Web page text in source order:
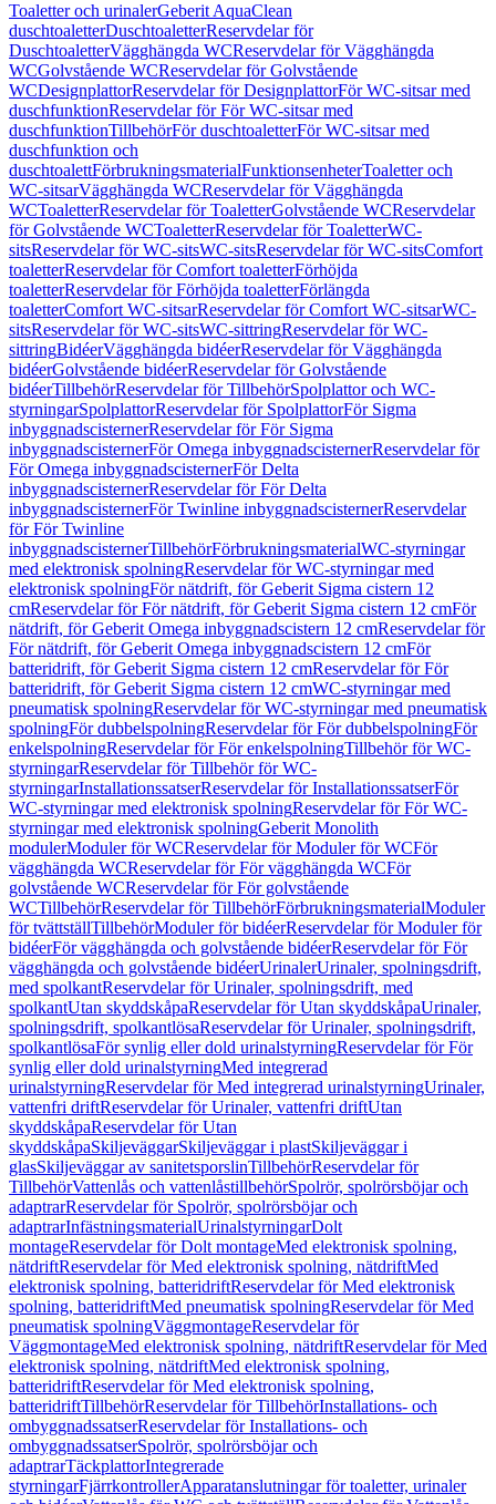
Toaletter och urinalerGeberit AquaClean
duschtoaletterDuschtoaletterReservdelar för
DuschtoaletterVägghängda WCReservdelar för Vägghängda
WCGolvstående WCReservdelar för Golvstående
WCDesignplattorReservdelar för DesignplattorFör WC-sitsar med
duschfunktionReservdelar för För WC-sitsar med
duschfunktionTillbehörFör duschtoaletterFör WC-sitsar med
duschfunktion och
duschtoalettFörbrukningsmaterialFunktionsenheterToaletter och
WC-sitsarVägghängda WCReservdelar för Vägghängda
WCToaletterReservdelar för ToaletterGolvstående WCReservdelar
för Golvstående WCToaletterReservdelar för ToaletterWC-
sitsReservdelar för WC-sitsWC-sitsReservdelar för WC-sitsComfort
toaletterReservdelar för Comfort toaletterFörhöjda
toaletterReservdelar för Förhöjda toaletterFörlängda
toaletterComfort WC-sitsarReservdelar för Comfort WC-sitsarWC-
sitsReservdelar för WC-sitsWC-sittringReservdelar för WC-
sittringBidéerVägghängda bidéerReservdelar för Vägghängda
bidéerGolvstående bidéerReservdelar för Golvstående
bidéerTillbehörReservdelar för TillbehörSpolplattor och WC-
styrningarSpolplattorReservdelar för SpolplattorFör Sigma
inbyggnadscisternerReservdelar för För Sigma
inbyggnadscisternerFör Omega inbyggnadscisternerReservdelar för
För Omega inbyggnadscisternerFör Delta
inbyggnadscisternerReservdelar för För Delta
inbyggnadscisternerFör Twinline inbyggnadscisternerReservdelar
för För Twinline
inbyggnadscisternerTillbehörFörbrukningsmaterialWC-styrningar
med elektronisk spolningReservdelar för WC-styrningar med
elektronisk spolningFör nätdrift, för Geberit Sigma cistern 12
cmReservdelar för För nätdrift, för Geberit Sigma cistern 12 cmFör
nätdrift, för Geberit Omega inbyggnadscistern 12 cmReservdelar för
För nätdrift, för Geberit Omega inbyggnadscistern 12 cmFör
batteridrift, för Geberit Sigma cistern 12 cmReservdelar för För
batteridrift, för Geberit Sigma cistern 12 cmWC-styrningar med
pneumatisk spolningReservdelar för WC-styrningar med pneumatisk
spolningFör dubbelspolningReservdelar för För dubbelspolningFör
enkelspolningReservdelar för För enkelspolningTillbehör för WC-
styrningarReservdelar för Tillbehör för WC-
styrningarInstallationssatserReservdelar för InstallationssatserFör
WC-styrningar med elektronisk spolningReservdelar för För WC-
styrningar med elektronisk spolningGeberit Monolith
modulerModuler för WCReservdelar för Moduler för WCFör
vägghängda WCReservdelar för För vägghängda WCFör
golvstående WCReservdelar för För golvstående
WCTillbehörReservdelar för TillbehörFörbrukningsmaterialModuler
för tvättställTillbehörModuler för bidéerReservdelar för Moduler för
bidéerFör vägghängda och golvstående bidéerReservdelar för För
vägghängda och golvstående bidéerUrinalerUrinaler, spolningsdrift,
med spolkantReservdelar för Urinaler, spolningsdrift, med
spolkantUtan skyddskåpaReservdelar för Utan skyddskåpaUrinaler,
spolningsdrift, spolkantlösaReservdelar för Urinaler, spolningsdrift,
spolkantlösaFör synlig eller dold urinalstyrningReservdelar för För
synlig eller dold urinalstyrningMed integrerad
urinalstyrningReservdelar för Med integrerad urinalstyrningUrinaler,
vattenfri driftReservdelar för Urinaler, vattenfri driftUtan
skyddskåpaReservdelar för Utan
skyddskåpaSkiljeväggarSkiljeväggar i plastSkiljeväggar i
glasSkiljeväggar av sanitetsporslinTillbehörReservdelar för
TillbehörVattenlås och vattenlåstillbehörSpolrör, spolrörsböjar och
adaptrarReservdelar för Spolrör, spolrörsböjar och
adaptrarInfästningsmaterialUrinalstyrningarDolt
montageReservdelar för Dolt montageMed elektronisk spolning,
nätdriftReservdelar för Med elektronisk spolning, nätdriftMed
elektronisk spolning, batteridriftReservdelar för Med elektronisk
spolning, batteridriftMed pneumatisk spolningReservdelar för Med
pneumatisk spolningVäggmontageReservdelar för
VäggmontageMed elektronisk spolning, nätdriftReservdelar för Med
elektronisk spolning, nätdriftMed elektronisk spolning,
batteridriftReservdelar för Med elektronisk spolning,
batteridriftTillbehörReservdelar för TillbehörInstallations- och
ombyggnadssatserReservdelar för Installations- och
ombyggnadssatserSpolrör, spolrörsböjar och
adaptrarTäckplattorIntegrerade
styrningarFjärrkontrollerApparatanslutningar för toaletter, urinaler